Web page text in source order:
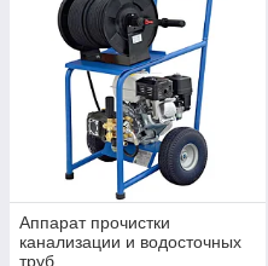
Аппарат прочистки
канализации и водосточных
труб